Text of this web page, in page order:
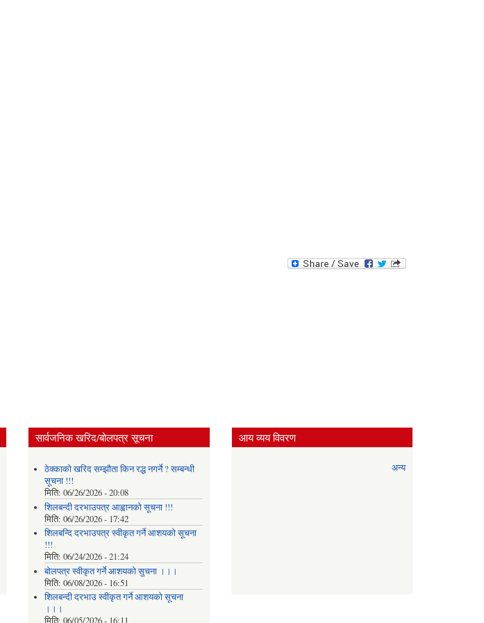
सार्वजनिक खरिद/बोलपत्र सूचना
ठेक्काको खरिद सम्झौता किन रद्ध नगर्ने ? सम्बन्धी
सूचना !!!
मिति: 06/26/2026 - 20:08
शिलबन्दी दरभाउपत्र आह्वानको सूचना !!!
मिति: 06/26/2026 - 17:42
शिलबन्दि दरभाउपत्र स्वीकृत गर्ने आशयकाे सूचना
!!!
मिति: 06/24/2026 - 21:24
बोलपत्र स्वीकृत गर्ने आशयको सुचना ।।।
मिति: 06/08/2026 - 16:51
शिलबन्दी दरभाउ स्वीकृत गर्ने आशयको सूचना
।।।
आय व्यय विवरण
अन्य